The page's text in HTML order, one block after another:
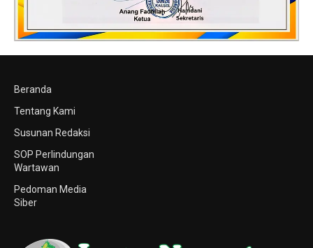
Beranda
Tentang Kami
Susunan Redaksi
SOP Perlindungan
Wartawan
Pedoman Media
Siber